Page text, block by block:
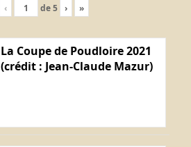
‹ de5 › »
La Coupe de Poudloire 2021
(crédit : Jean-Claude Mazur)